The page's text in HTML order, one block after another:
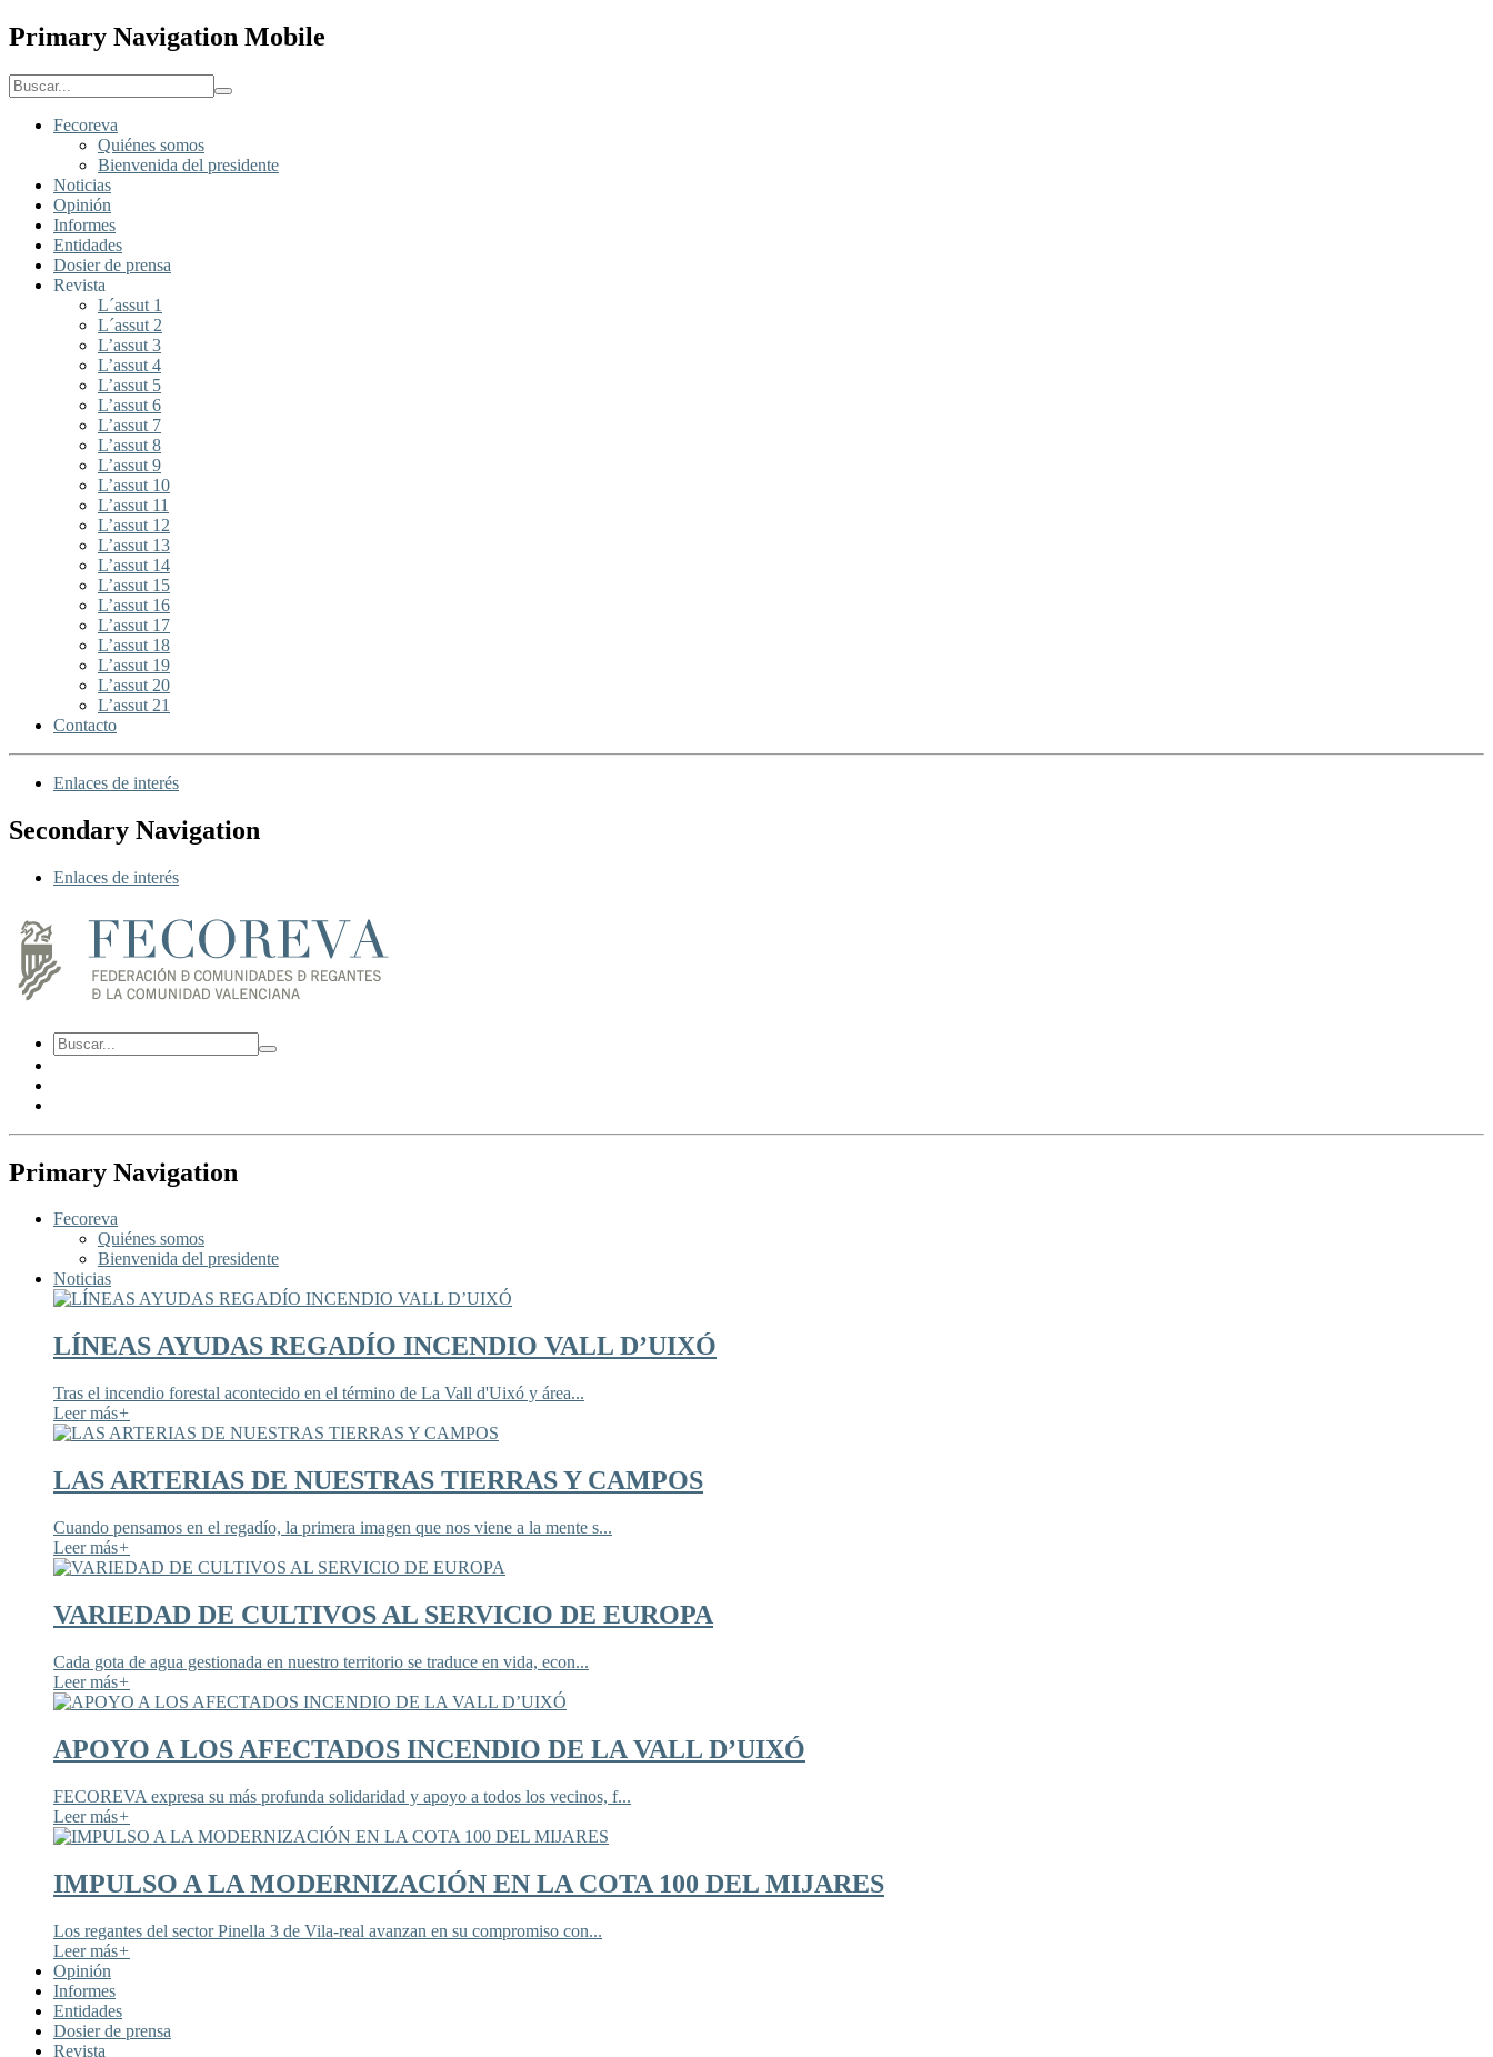
Primary Navigation Mobile
Fecoreva
Quiénes somos
Bienvenida del presidente
Noticias
Opinión
Informes
Entidades
Dosier de prensa
Revista
L´assut 1
L´assut 2
L’assut 3
L’assut 4
L’assut 5
L’assut 6
L’assut 7
L’assut 8
L’assut 9
L’assut 10
L’assut 11
L’assut 12
L’assut 13
L’assut 14
L’assut 15
L’assut 16
L’assut 17
L’assut 18
L’assut 19
L’assut 20
L’assut 21
Contacto
Enlaces de interés
Secondary Navigation
Enlaces de interés
Primary Navigation
Fecoreva
Quiénes somos
Bienvenida del presidente
Noticias
LÍNEAS AYUDAS REGADÍO INCENDIO VALL D’UIXÓ
Tras el incendio forestal acontecido en el término de La Vall d'Uixó y área...
Leer más+
LAS ARTERIAS DE NUESTRAS TIERRAS Y CAMPOS
Cuando pensamos en el regadío, la primera imagen que nos viene a la mente s...
Leer más+
VARIEDAD DE CULTIVOS AL SERVICIO DE EUROPA
Cada gota de agua gestionada en nuestro territorio se traduce en vida, econ...
Leer más+
APOYO A LOS AFECTADOS INCENDIO DE LA VALL D’UIXÓ
FECOREVA expresa su más profunda solidaridad y apoyo a todos los vecinos, f...
Leer más+
IMPULSO A LA MODERNIZACIÓN EN LA COTA 100 DEL MIJARES
Los regantes del sector Pinella 3 de Vila-real avanzan en su compromiso con...
Leer más+
Opinión
Informes
Entidades
Dosier de prensa
Revista